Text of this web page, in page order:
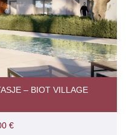
– BIOT VILLAGE
€